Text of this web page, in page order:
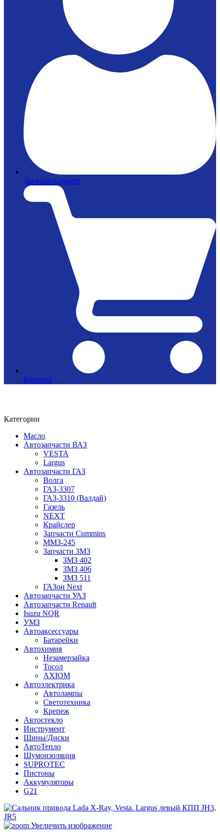
Личный кабинет
Корзина
Категории
Масло
Автозапчасти ВАЗ
VESTA
Largus
Автозапчасти ГАЗ
Волга
ГАЗ-3307
ГАЗ-3310 (Валдай)
Газель
NEXT
Крайслер
Запчасти Cummins
ММЗ-245
Запчасти ЗМЗ
ЗМЗ 402
ЗМЗ 406
ЗМЗ 511
ГАЗон Next
Автозапчасти УАЗ
Автозапчасти Renault
Isuzu NQR
УМЗ
Автоаксессуары
Батарейки
Автохимия
Незамерзайка
Тосол
AXIOM
Автоэлектрика
Автолампы
Светотехника
Крепеж
Автостекло
Инструмент
Шины/Диски
АвтоТепло
Шумоизоляция
SUPROTEC
Пистоны
Аккумуляторы
G21
Увеличить изображение